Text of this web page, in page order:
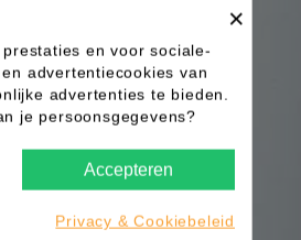
×
en voor sociale-
advertentiecookies van
advertenties te bieden.
je persoonsgegevens?
Accepteren
Privacy & Cookiebeleid